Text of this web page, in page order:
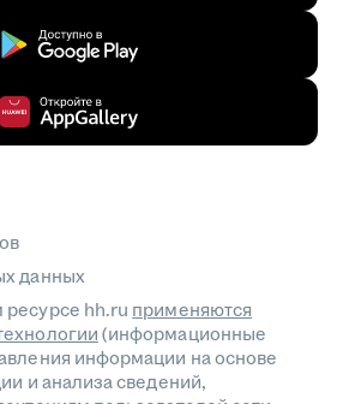
данных
hh.ru применяются
(информационные
информации на основе
и анализа сведений,